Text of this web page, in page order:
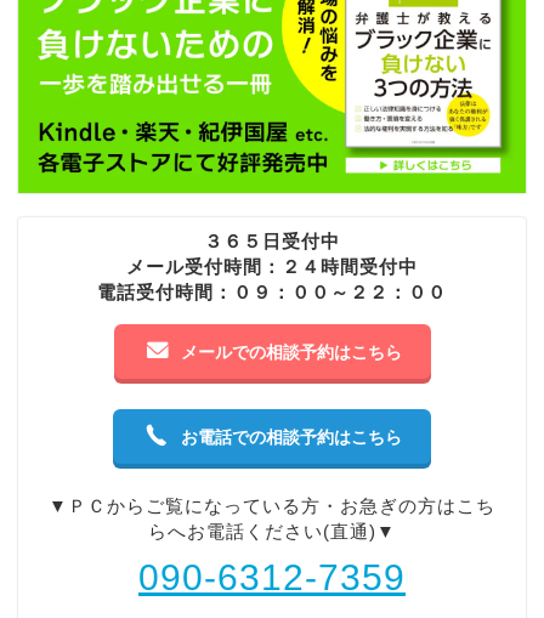
３６５日受付中
メール受付時間：２４時間受付中
電話受付時間：０９：００～２２：００
メールでの相談予約はこちら
お電話での相談予約はこちら
▼ＰＣからご覧になっている方・お急ぎの方はこち
らへお電話ください(直通)▼
090-6312-7359